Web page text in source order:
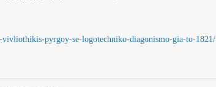
pyrgoy-se-logotechniko-diagonismo-gia-to-1821/